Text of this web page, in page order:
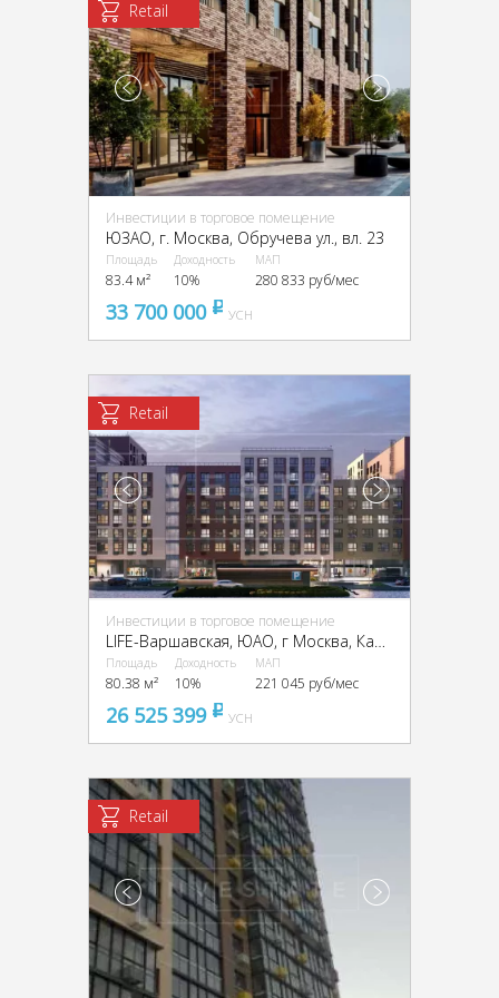
Retail
Инвестиции в торговое помещение
ЮЗАО, г. Москва, Обручева ул., вл. 23
Площадь
83.4 м²
Доходность
10%
МАП
280 833 руб/мес
33 700 000 pуб
УСН
Retail
Инвестиции в торговое помещение
Площадь
80.38 м²
Доходность
10%
МАП
221 045 руб/мес
26 525 399 pуб
УСН
Retail